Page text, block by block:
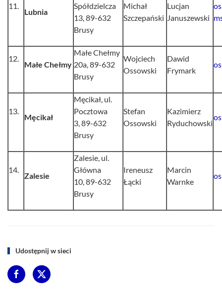
11.
Lubnia
Spółdzielcza
13, 89-632
Brusy
Michał
Szczepański
Lucjan
Januszewski
12.
Małe Chełmy
Małe Chełmy
20a, 89-632
Brusy
Wojciech
Ossowski
Dawid
Frymark
13.
Męcikał
Męcikał, ul.
Pocztowa
3, 89-632
Brusy
Stefan
Ossowski
Kazimierz
Ryduchowski
14.
Zalesie
Zalesie, ul.
Główna
10, 89-632
Brusy
Ireneusz
Łącki
Marcin
Warnke
Udostępnij w sieci